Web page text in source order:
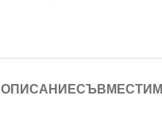
ОПИСАНИЕ